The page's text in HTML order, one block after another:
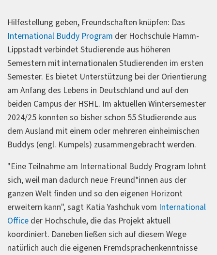
Hilfestellung geben, Freundschaften knüpfen: Das
International Buddy Program der Hochschule Hamm-
Lippstadt verbindet Studierende aus höheren
Semestern mit internationalen Studierenden im ersten
Semester. Es bietet Unterstützung bei der Orientierung
am Anfang des Lebens in Deutschland und auf den
beiden Campus der HSHL. Im aktuellen Wintersemester
2024/25 konnten so bisher schon 55 Studierende aus
dem Ausland mit einem oder mehreren einheimischen
Buddys (engl. Kumpels) zusammengebracht werden.
"Eine Teilnahme am International Buddy Program lohnt
sich, weil man dadurch neue Freund*innen aus der
ganzen Welt finden und so den eigenen Horizont
erweitern kann", sagt Katia Yashchuk vom International
Office der Hochschule, die das Projekt aktuell
koordiniert. Daneben ließen sich auf diesem Wege
natürlich auch die eigenen Fremdsprachenkenntnisse